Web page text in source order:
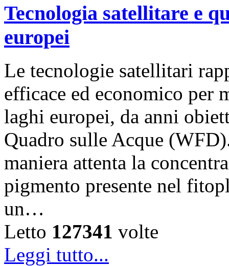
Tecnologia satellitare e
europei
Le tecnologie satellitari
efficace ed economico per
laghi europei, da anni
Quadro sulle Acque
maniera attenta la
pigmento presente nel
un…
Letto 127341 volte
Leggi tutto...